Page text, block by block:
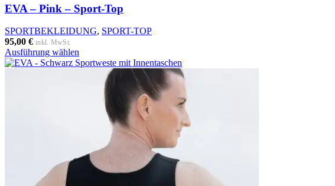
Die
Optionen
können
auf
Produktseite
gewählt
werden
EVA – Pink – Sport-Top
SPORTBEKLEIDUNG, SPORT-TOP
95,00 € inkl. MwSt.
Ausführung wählen
Produkt
mehrere
Varianten
Optionen
der
Produktseite